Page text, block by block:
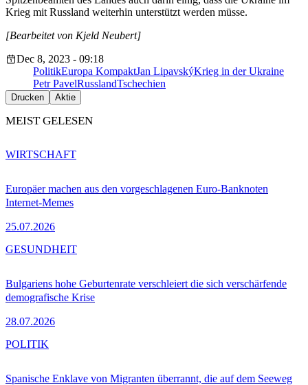
Krieg mit Russland weiterhin unterstützt werden müsse.
[Bearbeitet von Kjeld Neubert]
Dec 8, 2023 - 09:18
PolitikEuropa KompaktJan LipavskýKrieg in der Ukraine
Petr PavelRusslandTschechien
Drucken Aktie
MEIST GELESEN
Europäer machen aus den vorgeschlagenen Euro-Banknoten
Internet-Memes
25.07.2026
WIRTSCHAFT
Bulgariens hohe Geburtenrate verschleiert die sich verschärfende
demografische Krise
28.07.2026
GESUNDHEIT
Spanische Enklave von Migranten überrannt, die auf dem Seeweg
POLITIK